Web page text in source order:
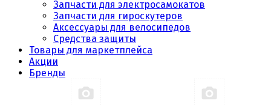
Запчасти для электросамокатов
Запчасти для гироскутеров
Аксессуары для велосипедов
Средства защиты
Товары для маркетплейса
Акции
Бренды